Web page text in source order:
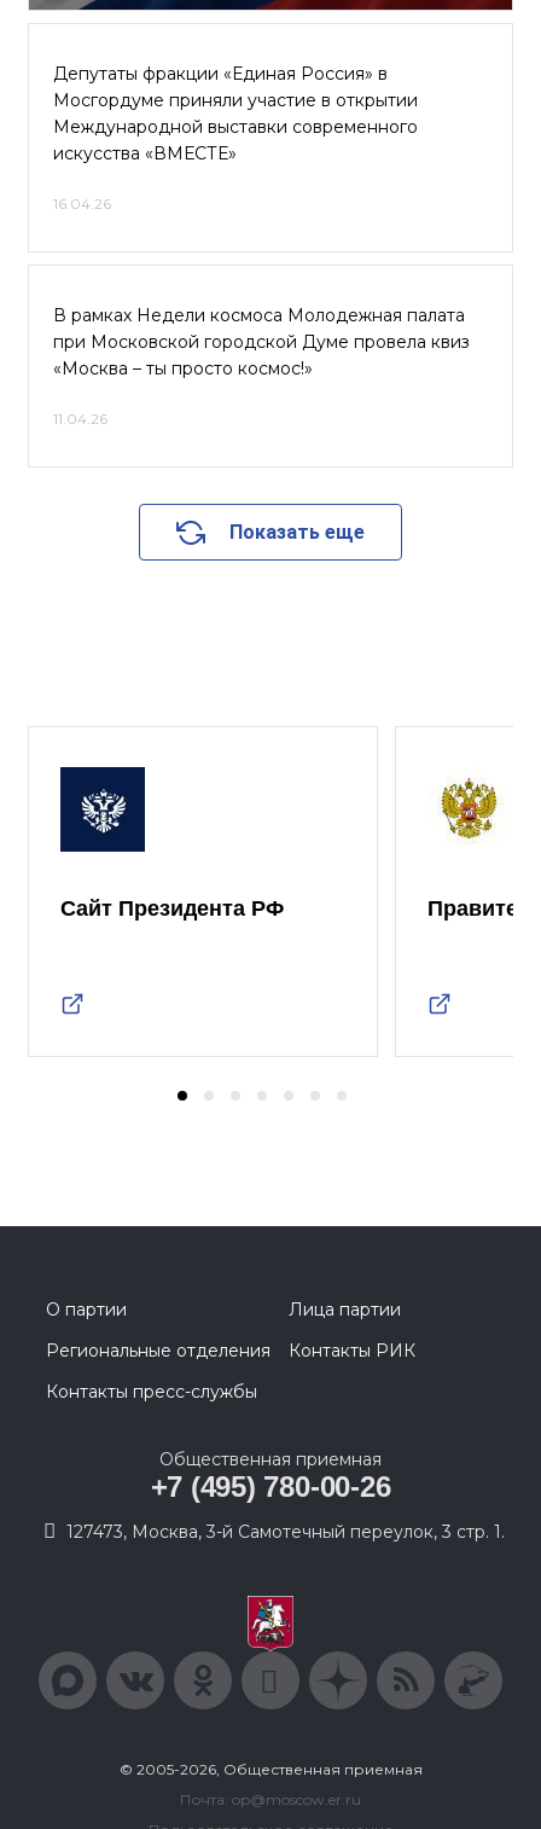
Депутаты фракции «Единая Россия» в
Мосгордуме приняли участие в открытии
Международной выставки современного
искусства «ВМЕСТЕ»
16.04.26
В рамках Недели космоса Молодежная палата
при Московской городской Думе провела квиз
«Москва – ты просто космос!»
11.04.26
Показать еще
Сайт Президента РФ
О партии
Лица партии
Региональные отделения
Контакты РИК
Контакты пресс-службы
Общественная приемная
+7 (495) 780-00-26
127473, Москва, 3-й Самотечный переулок, 3 стр. 1.
© 2005-2026, Общественная приемная
Почта: op@moscow.er.ru